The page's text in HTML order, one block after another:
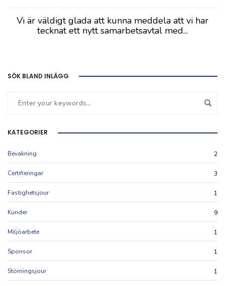
Vi är väldigt glada att kunna meddela att vi har
tecknat ett nytt samarbetsavtal med...
SÖK BLAND INLÄGG
KATEGORIER
Bevakning 2
Certifieringar 3
Fastighetsjour 1
Kunder 9
Miljöarbete 1
Sponsor 1
Störningsjour 1